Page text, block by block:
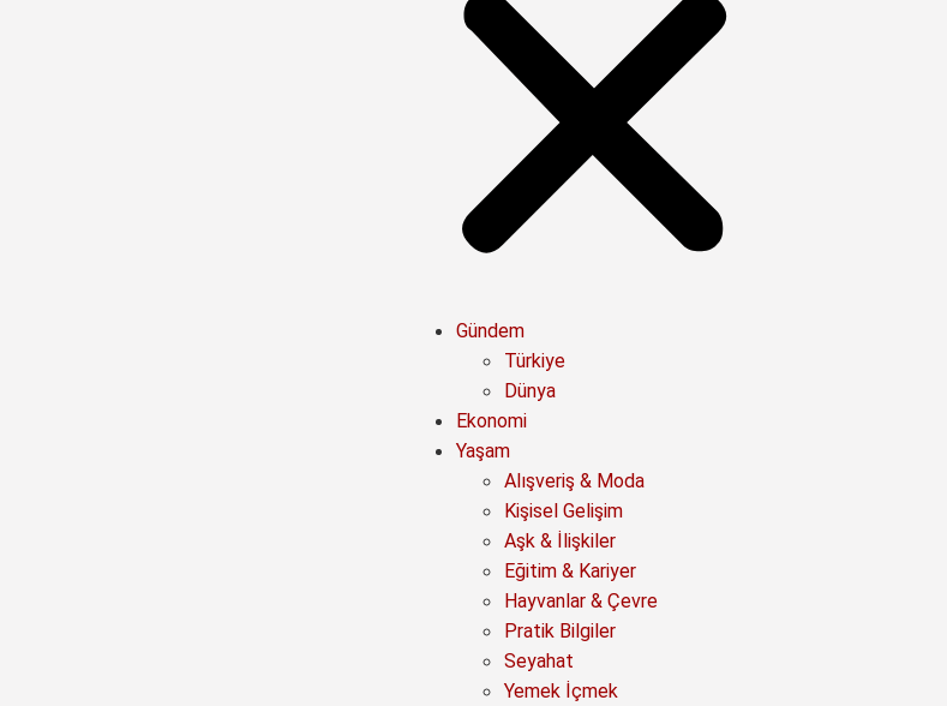
Gündem
Türkiye
Dünya
Ekonomi
Yaşam
Alışveriş & Moda
Kişisel Gelişim
Aşk & İlişkiler
Eğitim & Kariyer
Hayvanlar & Çevre
Pratik Bilgiler
Seyahat
Yemek İçmek